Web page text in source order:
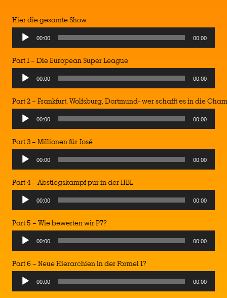
Hier die gesamte Show
Audio
Player
00:00 00:00
Part 1 – Die European Super League
Audio
Player
00:00 00:00
Part 2 – Frankfurt, Wolfsburg, Dortmund- wer schafft es in die
Audio
Player
00:00 00:00
Part 3 – Millionen für José
Audio
Player
00:00 00:00
Part 4 – Abstiegskampf pur in der HBL
Audio
Player
00:00 00:00
Part 5 – Wie bewerten wir P7?
Audio
Player
00:00 00:00
Part 6 – Neue Hierarchien in der Formel 1?
Audio
Player
00:00 00:00